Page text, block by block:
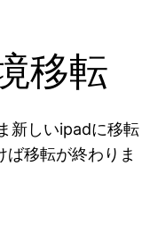
移転
新しいipadに移転
ば移転が終わりま